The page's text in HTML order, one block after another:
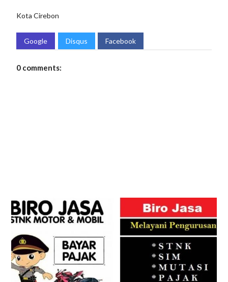
Kota Cirebon
Google Disqus Facebook
0 comments: